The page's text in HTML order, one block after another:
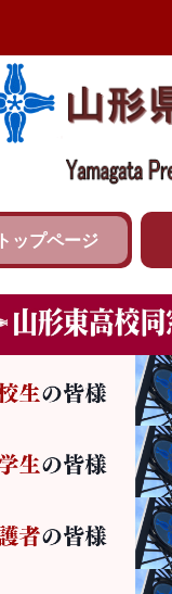
トップページ